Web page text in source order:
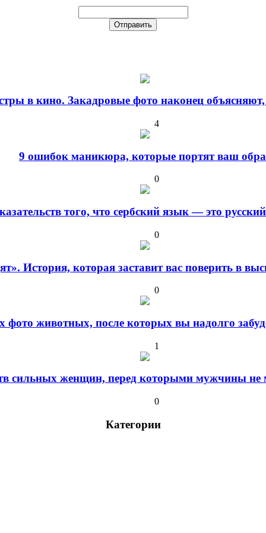
в кино. Закадровые фото наконец
4
9 ошибок маникюра, которые портят ваш
0
того, что сербский язык — это
0
История, которая заставит вас поверить в
0
фото животных, после которых вы надолго
1
сильных женщин, перед которыми мужчины не
0
Категории